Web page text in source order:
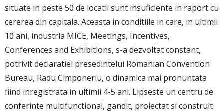
situate in peste 50 de locatii sunt insuficiente in raport cu
cererea din capitala. Aceasta in conditiile in care, in ultimii
10 ani, industria MICE, Meetings, Incentives,
Conferences and Exhibitions, s-a dezvoltat constant,
potrivit declaratiei presedintelui Romanian Convention
Bureau, Radu Cimponeriu, o dinamica mai pronuntata
fiind inregistrata in ultimii 4-5 ani. Lipseste un centru de
conferinte multifunctional, gandit, proiectat si construit